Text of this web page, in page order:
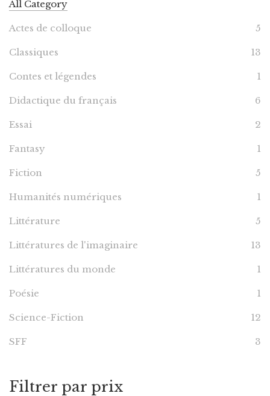
All Category
Actes de colloque 5
Classiques 13
Contes et légendes 1
Didactique du français 6
Essai 2
Fantasy 1
Fiction 5
Humanités numériques 1
Littérature 5
Littératures de l'imaginaire 13
Littératures du monde 1
Poésie 1
Science-Fiction 12
SFF 3
Filtrer par prix